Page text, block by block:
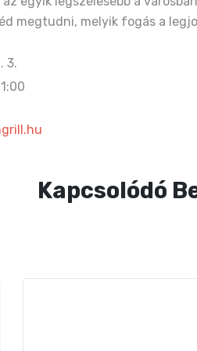
megtudni, melyik fogás a
3.
Kapcsolódó